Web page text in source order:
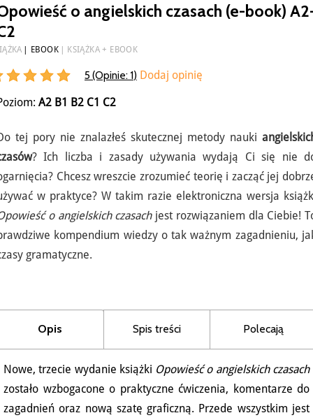
o angielskich czasach (e-book)
EBOOK KSIĄŻKA + EBOOK
5 (Opinie: 1) Dodaj opinię
A2 B1 B2 C1 C2
tej pory nie znalazłeś skutecznej metody nauki
? Ich liczba i zasady używania wydają Ci się nie
Chcesz wreszcie zrozumieć teorię i zacząć jej
w praktyce? W takim razie elektroniczna wersja
o angielskich czasachjest rozwiązaniem dla Ciebie!
kompendium wiedzy o tak ważnym zagadnieniu,
gramatyczne.
Opis Spis treści Polecają
Nowe, trzecie wydanie książki Opowieść o angielskich czasach
zostało wzbogacone o praktyczne ćwiczenia, komentarze do
zagadnień oraz nową szatę graficzną. Przede wszystkim jest